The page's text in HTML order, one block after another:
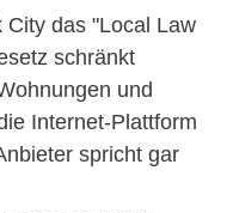
City das "Local Law
schränkt
und
Internet-Plattform
spricht gar